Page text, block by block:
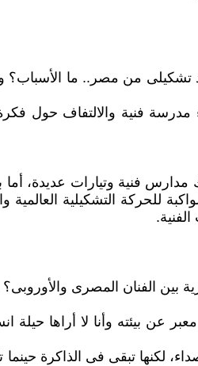
تشكيلى من مصر.. ما
فنية والالتفاف حول
فنية وتيارات عديدة، أما
للحركة التشكيلية
بين الفنان المصرى
عن بيئته وأنا لا أراها حيلة
لكنها تبقى فى الذاكرة